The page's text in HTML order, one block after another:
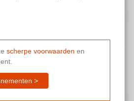
in je huidige abonnement.
te helpen.
scherpe voorwaarden en
>